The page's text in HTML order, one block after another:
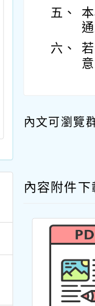
五、
六、
內文可瀏覽
內容附件下